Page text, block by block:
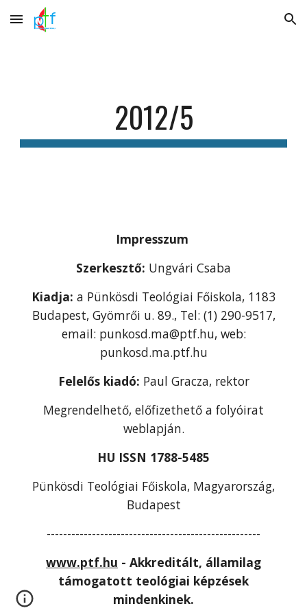
Skip to main content Skip to navigation
2012/5
Impresszum
Szerkesztő: Ungvári Csaba
Kiadja: a Pünkösdi Teológiai Főiskola, 1183
Budapest, Gyömrői u. 89., Tel: (1) 290-9517,
email: punkosd.ma@ptf.hu, web:
punkosd.ma.ptf.hu
Felelős kiadó: Paul Gracza, rektor
Megrendelhető, előfizethető a folyóirat
weblapján.
HU ISSN 1788-5485
Pünkösdi Teológiai Főiskola, Magyarország,
Budapest
----------------------------------------------------
www.ptf.hu - Akkreditált, államilag
támogatott teológiai képzések
mindenkinek.